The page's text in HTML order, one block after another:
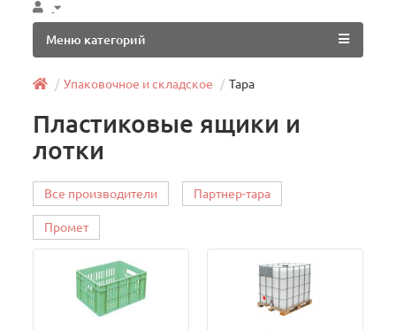
Меню категорий
Упаковочное и складское Тара
Пластиковые ящики и
лотки
Все производители Партнер-тара
Промет